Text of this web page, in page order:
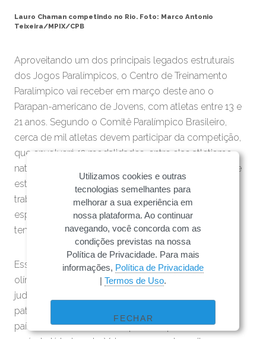
Lauro Chaman competindo no Rio. Foto: Marco Antonio
Teixeira/MPIX/CPB
Aproveitando um dos principais legados estruturais
dos Jogos Paralímpicos, o Centro de Treinamento
Paralímpico vai receber em março deste ano o
Parapan-americano de Jovens, com atletas entre 13 e
21 anos. Segundo o Comitê Paralímpico Brasileiro,
cerca de mil atletas devem participar da competição,
que envolverá 12 modalidades, entre elas atletismo,
natação, goalball, tênis de mesa e o futebol de 7, que
está fora dos Jogos de Tóquio. “A gente sempre
trabalhou a nossa base, acho que o sucesso do
esporte paralímpico é isso, fazer com que a gente
tenha uma renovação de atletas”, disse Tubiba.
Esses novos atletas que surgiram no último ciclo
olímpico já estão de olho nos Jogos de Tóquio. A
judoca Alana Maldonado espera conquistar novos
patrocínios para passar uma temporada no próximo
país-sede. “Queria muito ir para o Japão ficar um
Utilizamos cookies e outras
tecnologias semelhantes para
melhorar a sua experiência em
nossa plataforma. Ao continuar
navegando, você concorda com as
condições previstas na nossa
Política de Privacidade. Para mais
informações, Política de Privacidade
| Termos de Uso.
FECHAR